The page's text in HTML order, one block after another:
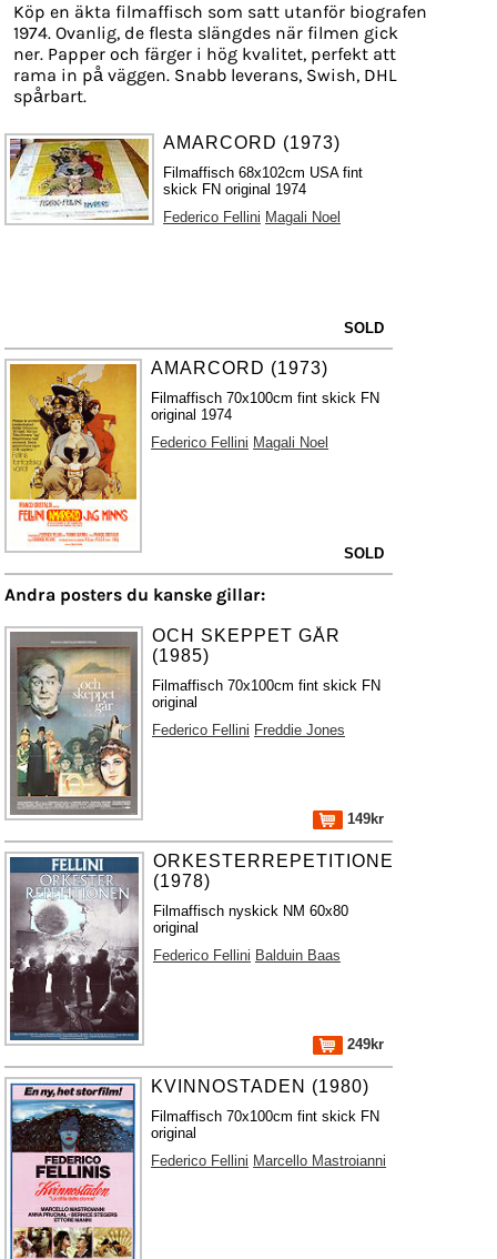
Köp en äkta filmaffisch som satt utanför biografen
1974. Ovanlig, de flesta slängdes när filmen gick
ner. Papper och färger i hög kvalitet, perfekt att
rama in på väggen. Snabb leverans, Swish, DHL
spårbart.
AMARCORD (1973)
Filmaffisch 68x102cm USA fint
skick FN original 1974
Federico Fellini Magali Noel
SOLD
AMARCORD (1973)
Filmaffisch 70x100cm fint skick FN
original 1974
Federico Fellini Magali Noel
SOLD
Andra posters du kanske gillar:
OCH SKEPPET GÅR
(1985)
Filmaffisch 70x100cm fint skick FN
original
Federico Fellini Freddie Jones
149kr
ORKESTERREPETITIONEN
(1978)
Filmaffisch nyskick NM 60x80
original
Federico Fellini Balduin Baas
249kr
KVINNOSTADEN (1980)
Filmaffisch 70x100cm fint skick FN
original
Federico Fellini Marcello Mastroianni